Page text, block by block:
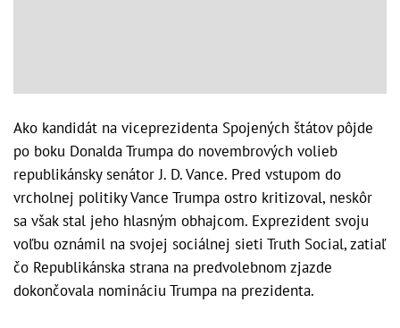
Ako kandidát na viceprezidenta Spojených štátov pôjde
po boku Donalda Trumpa do novembrových volieb
republikánsky senátor J. D. Vance. Pred vstupom do
vrcholnej politiky Vance Trumpa ostro kritizoval, neskôr
sa však stal jeho hlasným obhajcom. Exprezident svoju
voľbu oznámil na svojej sociálnej sieti Truth Social, zatiaľ
čo Republikánska strana na predvolebnom zjazde
dokončovala nomináciu Trumpa na prezidenta.